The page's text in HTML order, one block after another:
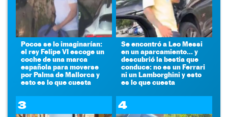
Pocos se lo imaginarían:
el rey Felipe VI escoge un
coche de una marca
española para moverse
por Palma de Mallorca y
esto es lo que cuesta
Se encontró a Leo Messi
en un aparcamiento... y
descubrió la bestia que
conduce: no es un Ferrari
ni un Lamborghini y esto
es lo que cuesta
3 4